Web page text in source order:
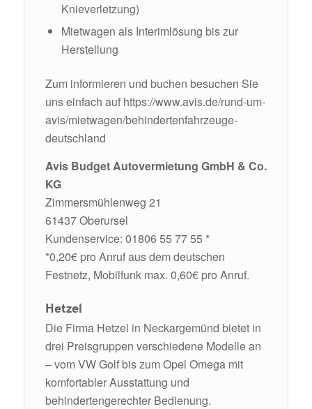
Knieverletzung)
Mietwagen als Interimlösung bis zur
Herstellung
Zum informieren und buchen besuchen Sie
uns einfach auf https://www.avis.de/rund-um-
avis/mietwagen/behindertenfahrzeuge-
deutschland
Avis Budget Autovermietung GmbH & Co.
KG
Zimmersmühlenweg 21
61437 Oberursel
Kundenservice: 01806 55 77 55 *
*0,20€ pro Anruf aus dem deutschen
Festnetz, Mobilfunk max. 0,60€ pro Anruf.
Hetzel
Die Firma Hetzel in Neckargemünd bietet in
drei Preisgruppen verschiedene Modelle an
– vom VW Golf bis zum Opel Omega mit
komfortabler Ausstattung und
behindertengerechter Bedienung.